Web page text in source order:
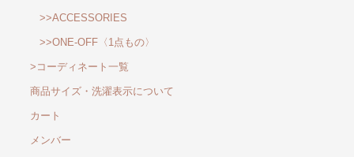
>>ACCESSORIES
>>ONE-OFF〈1点もの〉
>コーディネート一覧
商品サイズ・洗濯表示について
カート
メンバー